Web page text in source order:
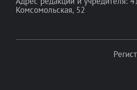
Комсомольская, 52